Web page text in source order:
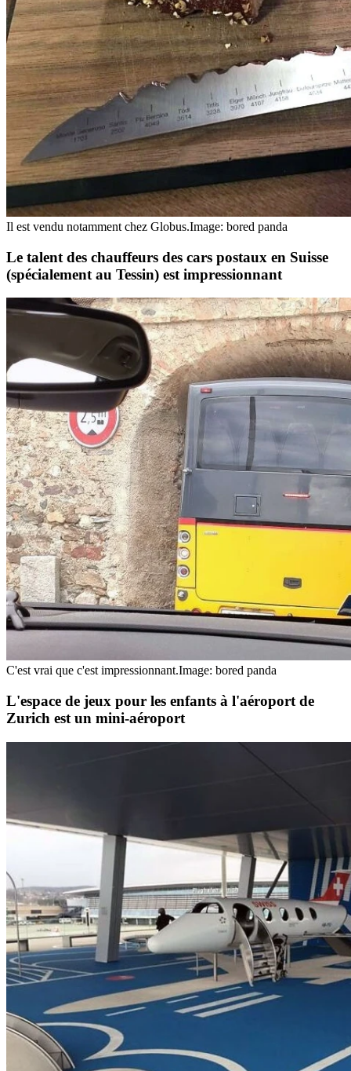
Il est vendu notamment chez Globus.Image: bored panda
Le talent des chauffeurs des cars postaux en Suisse
(spécialement au Tessin) est impressionnant
C'est vrai que c'est impressionnant.Image: bored panda
L'espace de jeux pour les enfants à l'aéroport de
Zurich est un mini-aéroport